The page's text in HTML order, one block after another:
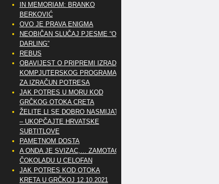
IN MEMORIAM: BRANKO
BERKOVIĆ
OVO JE PRAVA ENIGMA
NEOBIČAN SLUČAJ PJESME “OH
DARLING”
REBUS
OBAVIJEST O PRIPREMI IZRADE
KOMPJUTERSKOG PROGRAMA
ZA IZRAČUN POTRESA
JAK POTRES U MORU KOD
GRČKOG OTOKA CRETA
ŽELITE LI SE DOBRO NASMIJATI
– UKOPČAJTE HRVATSKE
SUBTITLOVE
PAMETNOM DOSTA
A ONDA JE SVIZAC,… ZAMOTAO
ČOKOLADU U CELOFAN
JAK POTRES KOD OTOKA
KRETA U GRČKOJ 12.10.2021